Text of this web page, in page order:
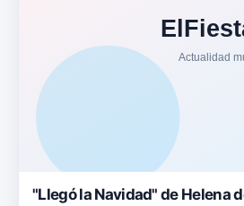
"Llegó la Navidad" de Helena